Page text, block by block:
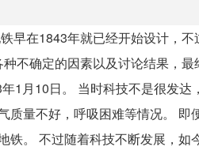
早在1843年就已经开始设计，
不确定的因素以及讨论结果，
1月10日。 当时科技不是很发达
量不好，呼吸困难等情况。 即
。 不过随着科技不断发展，如